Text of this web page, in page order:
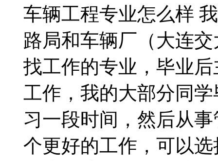
车辆工程专业怎么样
路局和车辆厂（大连
找工作的专业，毕业
工作，我的大部分同
习一段时间，然后从
个更好的工作，可以